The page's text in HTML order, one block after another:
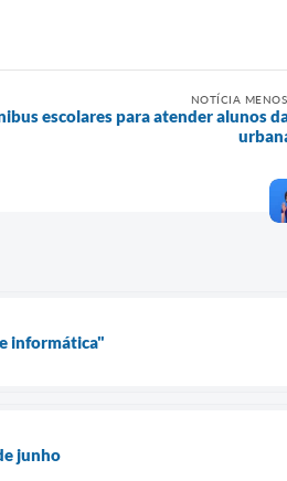
NOTÍCIA
escolares para atender alunos
informática"
junho